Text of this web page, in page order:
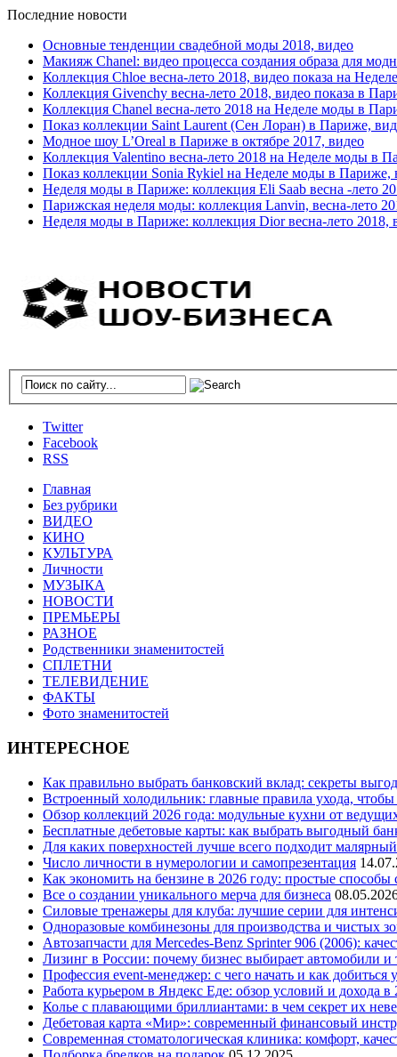
Последние новости
Основные тенденции свадебной моды 2018, видео
Макияж Chanel: видео процесса создания образа для
Коллекция Chloe весна-лето 2018, видео показа на
Коллекция Givenchy весна-лето 2018, видео показа в
Коллекция Chanel весна-лето 2018 на Неделе моды в
Показ коллекции Saint Laurent (Сен Лоран) в Париже,
Модное шоу L’Oreal в Париже в октябре 2017, видео
Коллекция Valentino весна-лето 2018 на Неделе моды в
Показ коллекции Sonia Rykiel на Неделе моды в Париже,
Неделя моды в Париже: коллекция Eli Saab весна -лето
Парижская неделя моды: коллекция Lanvin, весна-лето
Неделя моды в Париже: коллекция Dior весна-лето 2018,
Twitter
Facebook
RSS
Главная
Без рубрики
ВИДЕО
КИНО
КУЛЬТУРА
Личности
МУЗЫКА
НОВОСТИ
ПРЕМЬЕРЫ
РАЗНОЕ
Родственники знаменитостей
СПЛЕТНИ
ТЕЛЕВИДЕНИЕ
ФАКТЫ
Фото знаменитостей
ИНТЕРЕСНОЕ
Как правильно выбрать банковский вклад: секреты
Встроенный холодильник: главные правила ухода,
Обзор коллекций 2026 года: модульные кухни от
Бесплатные дебетовые карты: как выбрать выгодный
Для каких поверхностей лучше всего подходит
Число личности в нумерологии и самопрезентация
Как экономить на бензине в 2026 году: простые способы
Все о создании уникального мерча для бизнеса
Силовые тренажеры для клуба: лучшие серии для
Одноразовые комбинезоны для производства и чистых
Автозапчасти для Mercedes-Benz Sprinter 906 (2006):
Лизинг в России: почему бизнес выбирает автомобили и
Профессия event-менеджер: с чего начать и как добиться
Работа курьером в Яндекс Еде: обзор условий и дохода в
Колье с плавающими бриллиантами: в чем секрет их
Дебетовая карта «Мир»: современный финансовый
Современная стоматологическая клиника: комфорт,